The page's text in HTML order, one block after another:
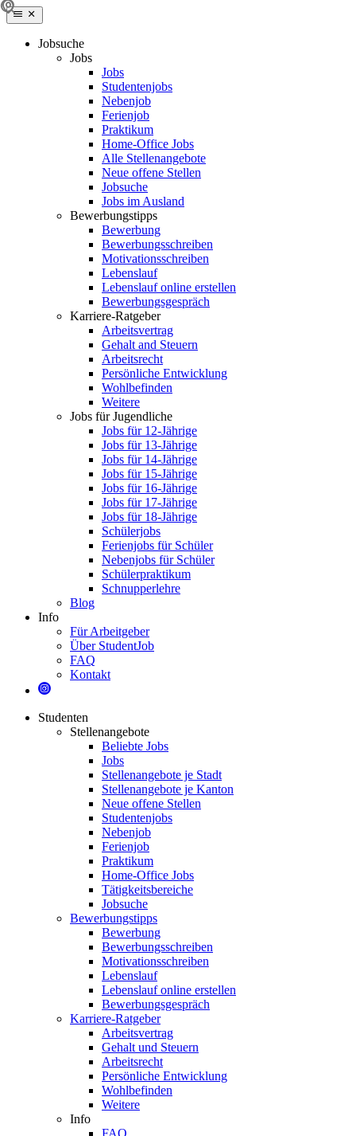
Jobsuche
Jobs
Jobs
Studentenjobs
Nebenjob
Ferienjob
Praktikum
Home-Office Jobs
Alle Stellenangebote
Neue offene Stellen
Jobsuche
Jobs im Ausland
Bewerbungstipps
Bewerbung
Bewerbungsschreiben
Motivationsschreiben
Lebenslauf
Lebenslauf online erstellen
Bewerbungsgespräch
Karriere-Ratgeber
Arbeitsvertrag
Gehalt and Steuern
Arbeitsrecht
Persönliche Entwicklung
Wohlbefinden
Weitere
Jobs für Jugendliche
Jobs für 12-Jährige
Jobs für 13-Jährige
Jobs für 14-Jährige
Jobs für 15-Jährige
Jobs für 16-Jährige
Jobs für 17-Jährige
Jobs für 18-Jährige
Schülerjobs
Ferienjobs für Schüler
Nebenjobs für Schüler
Schülerpraktikum
Schnupperlehre
Blog
Info
Für Arbeitgeber
Über StudentJob
FAQ
Kontakt
Studenten
Stellenangebote
Beliebte Jobs
Jobs
Stellenangebote je Stadt
Stellenangebote je Kanton
Neue offene Stellen
Studentenjobs
Nebenjob
Ferienjob
Praktikum
Home-Office Jobs
Tätigkeitsbereiche
Jobsuche
Bewerbungstipps
Bewerbung
Bewerbungsschreiben
Motivationsschreiben
Lebenslauf
Lebenslauf online erstellen
Bewerbungsgespräch
Karriere-Ratgeber
Arbeitsvertrag
Gehalt und Steuern
Arbeitsrecht
Persönliche Entwicklung
Wohlbefinden
Weitere
Info
FAQ